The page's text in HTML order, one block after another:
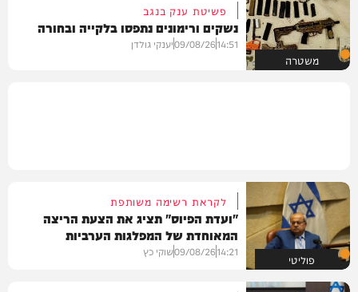
משטרה
פשיטת ענק בנגב
נשקים ורימונים נתפסו בלקייה ובחורה
14:51
09/08/26יענקי גולדן
פוליטי
לקראת רשימה משותפת
"ועדת הפיוס" תציג את הצעת הריצה
המאוחדת של המפלגות הערביות
14:21
09/08/26שוקי כץ